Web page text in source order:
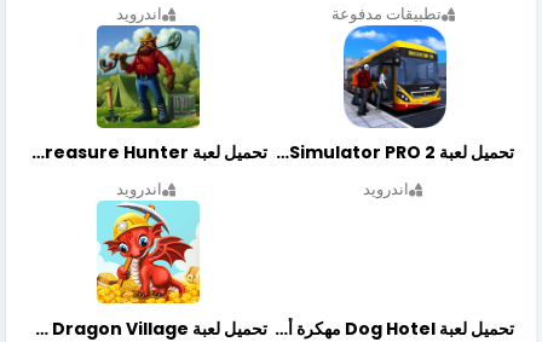
تطبيقات مدفوعة اندرويد
تحميل لعبة Bus Simulator PRO 2 مهكرة أخر إصدار
اندرويد
تحميل لعبة Treasure Hunter مهكرة أخر إصدار
اندرويد
تحميل لعبة Dog Hotel مهكرة أخر إصدار تحميل لعبة Dragon Village مهكرة أخر إصدار